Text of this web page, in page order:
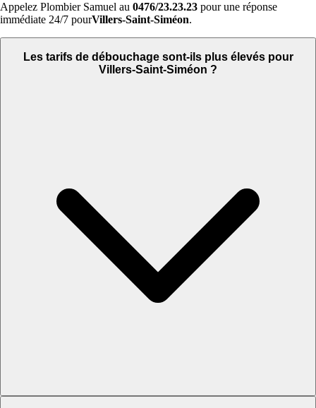
Appelez Plombier Samuel au 0476/23.23.23 pour une réponse
immédiate 24/7 pourVillers-Saint-Siméon.
Les tarifs de débouchage sont-ils plus élevés pour
Villers-Saint-Siméon ?